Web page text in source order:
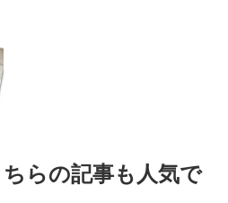
ちらの記事も人気で